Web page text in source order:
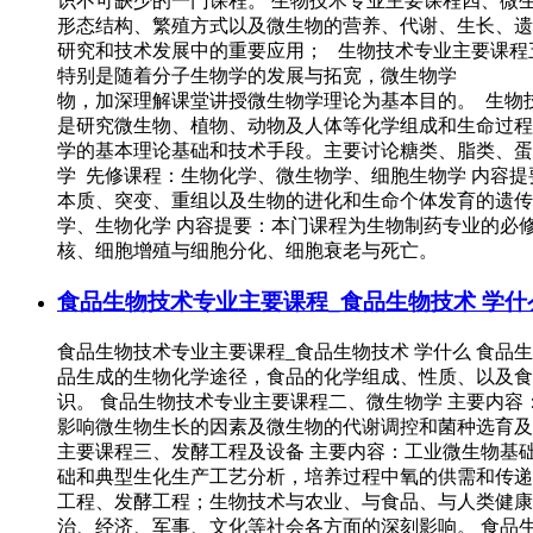
形态结构、繁殖方式以及微生物的营养、代谢、生长、
研究和技术发展中的重要应用； 生物技术专业主要课
特别是随着分子生物学的发展与拓宽，微生物学 方
物，加深理解课堂讲授微生物学理论为基本目的。 生
是研究微生物、植物、动物及人体等化学组成和生命过
学的基本理论基础和技术手段。主要讨论糖类、脂类、
学 先修课程：生物化学、微生物学、细胞生物学 内容
本质、突变、重组以及生物的进化和生命个体发育的遗
学、生物化学 内容提要：本门课程为生物制药专业的
核、细胞增殖与细胞分化、细胞衰老与死亡。
食品生物技术专业主要课程_食品生物技术 学什
食品生物技术专业主要课程_食品生物技术 学什么 食品
品生成的生物化学途径，食品的化学组成、性质、以及
识。 食品生物技术专业主要课程二、微生物学 主要内
影响微生物生长的因素及微生物的代谢调控和菌种选育
主要课程三、发酵工程及设备 主要内容：工业微生物
础和典型生化生产工艺分析，培养过程中氧的供需和传
工程、发酵工程；生物技术与农业、与食品、与人类健
治、经济、军事、文化等社会各方面的深刻影响。 食